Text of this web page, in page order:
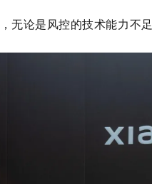
，无论是风控的技术能力不